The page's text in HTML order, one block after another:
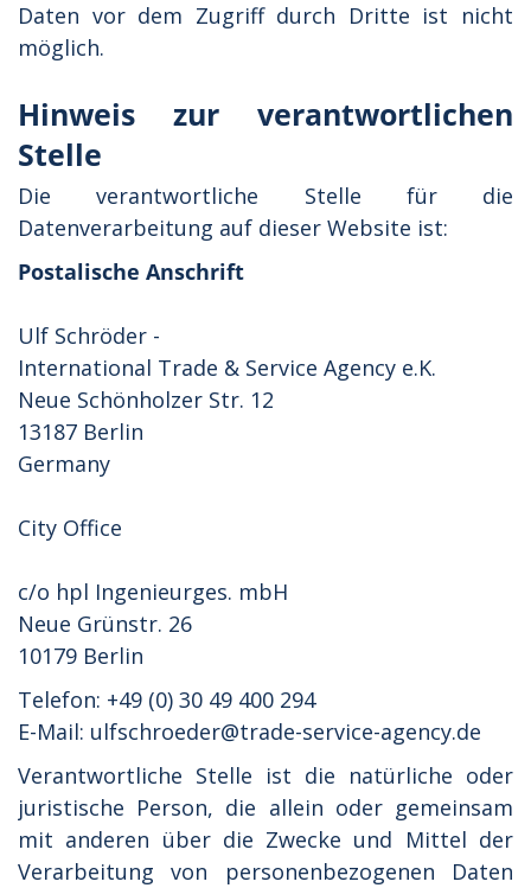
Daten vor dem Zugriff durch Dritte ist nicht
möglich.
Hinweis zur verantwortlichen
Stelle
Die verantwortliche Stelle für die
Datenverarbeitung auf dieser Website ist:
Postalische Anschrift
Ulf Schröder -
International Trade & Service Agency e.K.
Neue Schönholzer Str. 12
13187 Berlin
Germany
City Office
c/o hpl Ingenieurges. mbH
Neue Grünstr. 26
10179 Berlin
Telefon: +49 (0) 30 49 400 294
E-Mail: ulfschroeder@trade-service-agency.de
Verantwortliche Stelle ist die natürliche oder
juristische Person, die allein oder gemeinsam
mit anderen über die Zwecke und Mittel der
Verarbeitung von personenbezogenen Daten